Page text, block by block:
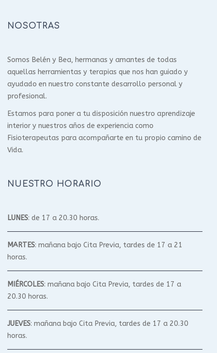
NOSOTRAS
Somos Belén y Bea, hermanas y amantes de todas
aquellas herramientas y terapias que nos han guiado y
ayudado en nuestro constante desarrollo personal y
profesional.
Estamos para poner a tu disposición nuestro aprendizaje
interior y nuestros años de experiencia como
Fisioterapeutas para acompañarte en tu propio camino de
Vida.
NUESTRO HORARIO
LUNES: de 17 a 20.30 horas.
MARTES: mañana bajo Cita Previa, tardes de 17 a 21
horas.
MIÉRCOLES: mañana bajo Cita Previa, tardes de 17 a
20.30 horas.
JUEVES: mañana bajo Cita Previa, tardes de 17 a 20.30
horas.